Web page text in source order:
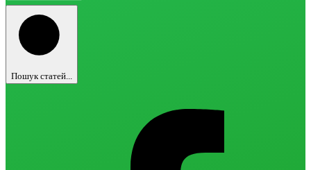
Пошук статей...